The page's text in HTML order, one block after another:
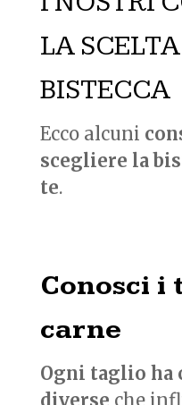
LA
BISTECCA
Ecco alcuni
scegliere la
te.
Conosci i
carne
Ogni taglio ha
diverse che